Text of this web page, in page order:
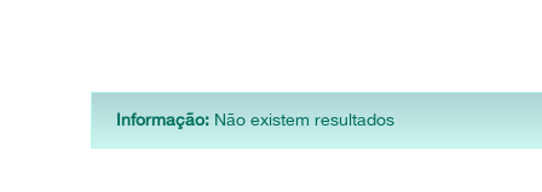
Informação: Não existem resultados